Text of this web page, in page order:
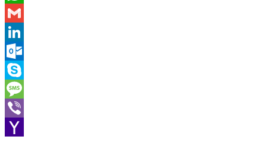
WhatsApp
Gmail
LinkedIn
Outlook.com
Skype
Message
Viber